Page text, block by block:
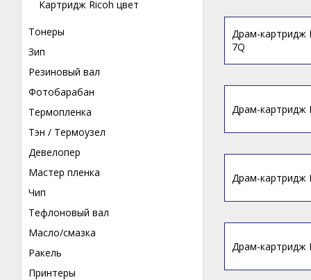
Картридж Ricoh цвет
Тонеры
Зип
Резиновый вал
Фотобарабан
Термопленка
Тэн / Термоузел
Девелопер
Мастер пленка
Чип
Тефлоновый вал
Масло/смазка
Ракель
Принтеры
Драм-картридж
7Q
Драм-картридж
Драм-картридж
Драм-картридж